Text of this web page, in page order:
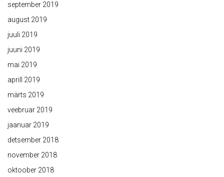
september 2019
august 2019
juuli 2019
juuni 2019
mai 2019
aprill 2019
märts 2019
veebruar 2019
jaanuar 2019
detsember 2018
november 2018
oktoober 2018